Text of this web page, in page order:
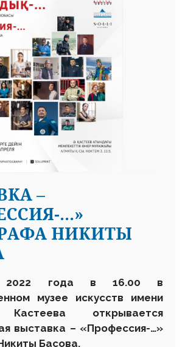
–
…»
НИКИТЫ
года в 16.00 в
музее искусств имени
Кастеева открывается
выставка – «Профессия-…»
Басова.